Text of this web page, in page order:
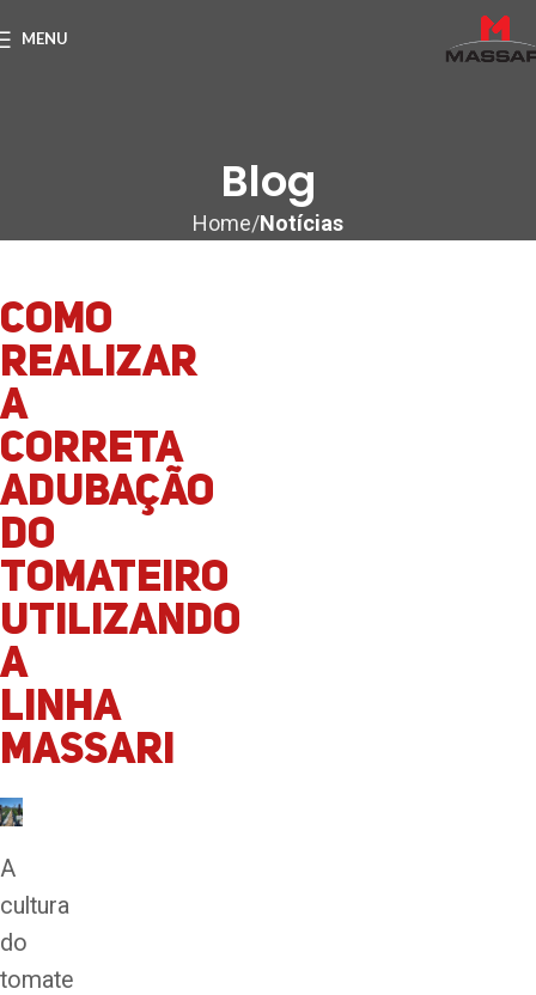
MENU
Blog
Home Notícias
Como
realizar
a
correta
adubação
do
tomateiro
utilizando
a
linha
Massari
A
cultura
do
tomate